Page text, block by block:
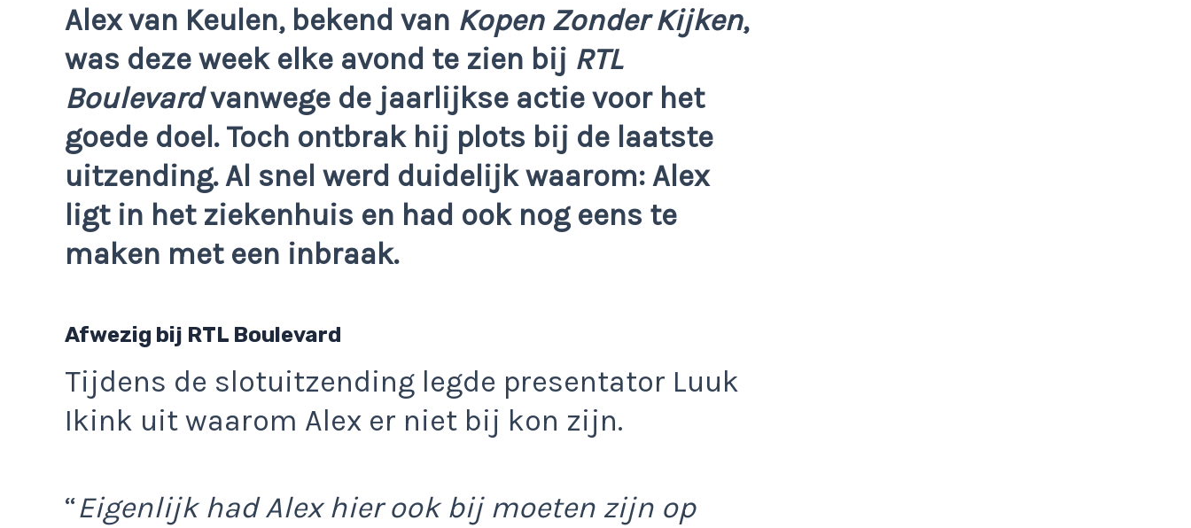
Alex van Keulen, bekend van Kopen Zonder Kijken,
was deze week elke avond te zien bij RTL
Boulevardvanwege de jaarlijkse actie voor het
goede doel. Toch ontbrak hij plots bij de laatste
uitzending. Al snel werd duidelijk waarom: Alex
ligt in het ziekenhuis en had ook nog eens te
maken met een inbraak.
Afwezig bij RTL Boulevard
Tijdens de slotuitzending legde presentator Luuk
Ikink uit waarom Alex er niet bij kon zijn.
“Eigenlijk had Alex hier ook bij moeten zijn op